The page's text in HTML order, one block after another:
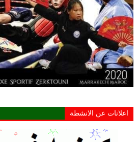
اعلانات عن الانشطة